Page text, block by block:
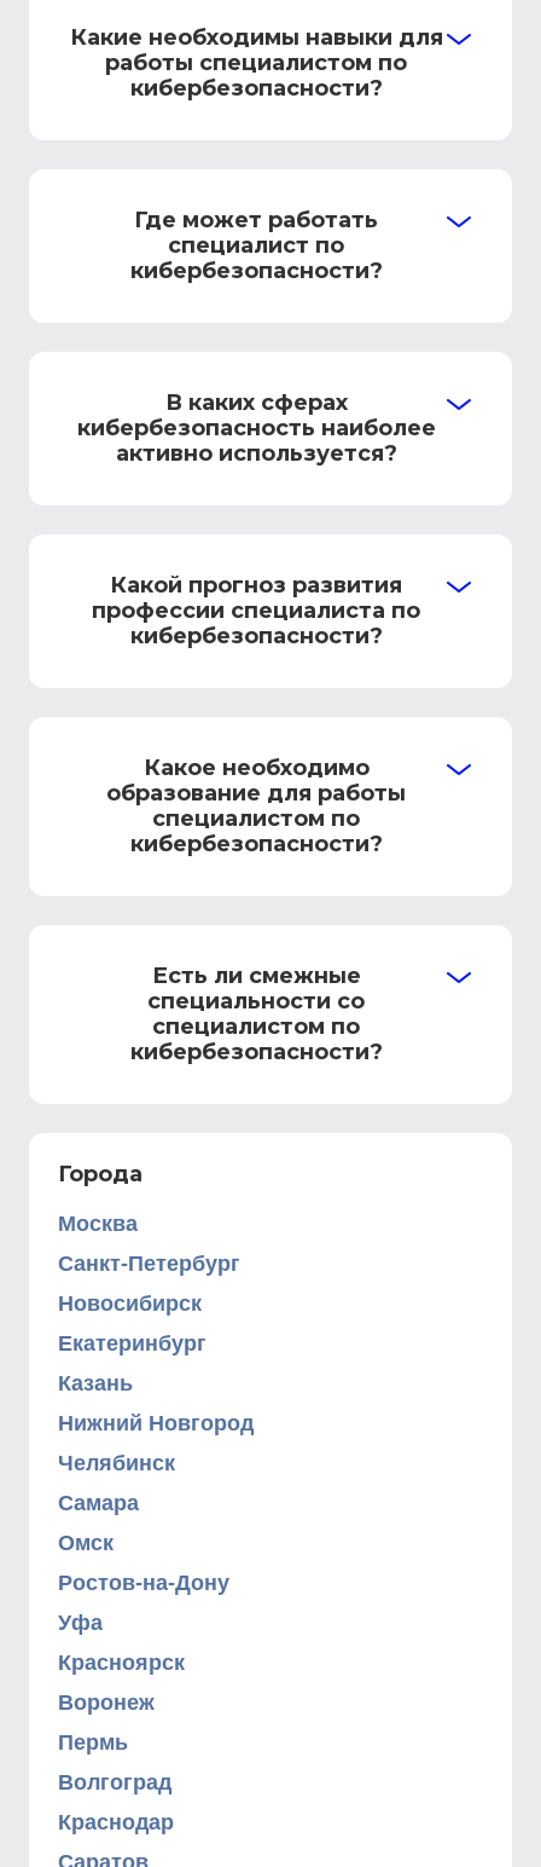
Какие необходимы навыки для
работы специалистом по
кибербезопасности?
Где может работать
специалист по
кибербезопасности?
В каких сферах
кибербезопасность наиболее
активно используется?
Какой прогноз развития
профессии специалиста по
кибербезопасности?
Какое необходимо
образование для работы
специалистом по
кибербезопасности?
Есть ли смежные
специальности со
специалистом по
кибербезопасности?
Города
Москва
Санкт-Петербург
Новосибирск
Екатеринбург
Казань
Нижний Новгород
Челябинск
Самара
Омск
Ростов-на-Дону
Уфа
Красноярск
Воронеж
Пермь
Волгоград
Краснодар
Саратов